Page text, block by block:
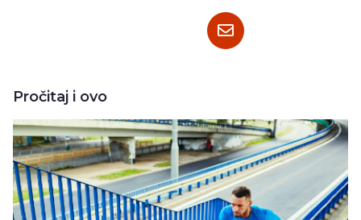
Pročitaj i ovo